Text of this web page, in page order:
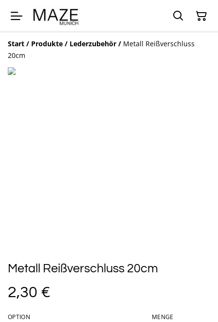
Start / Produkte / Lederzubehör / Metall Reißverschluss
20cm
Metall Reißverschluss 20cm
2,30 €
OPTION MENGE